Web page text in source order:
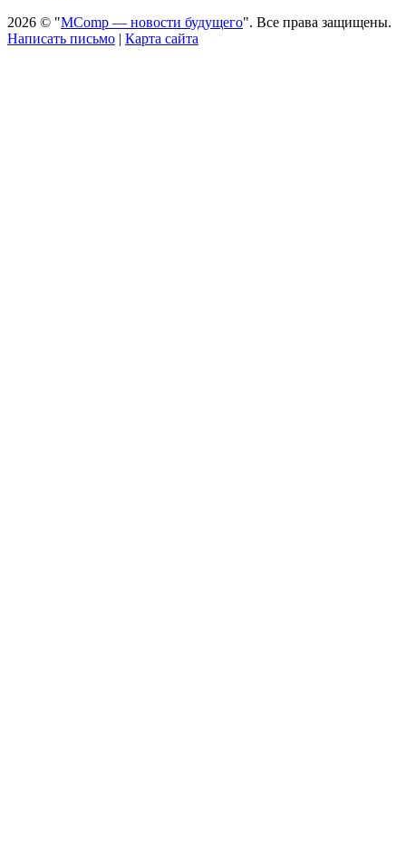
2026 © "MComp — новости будущего". Все права защищены.
Написать письмо | Карта сайта